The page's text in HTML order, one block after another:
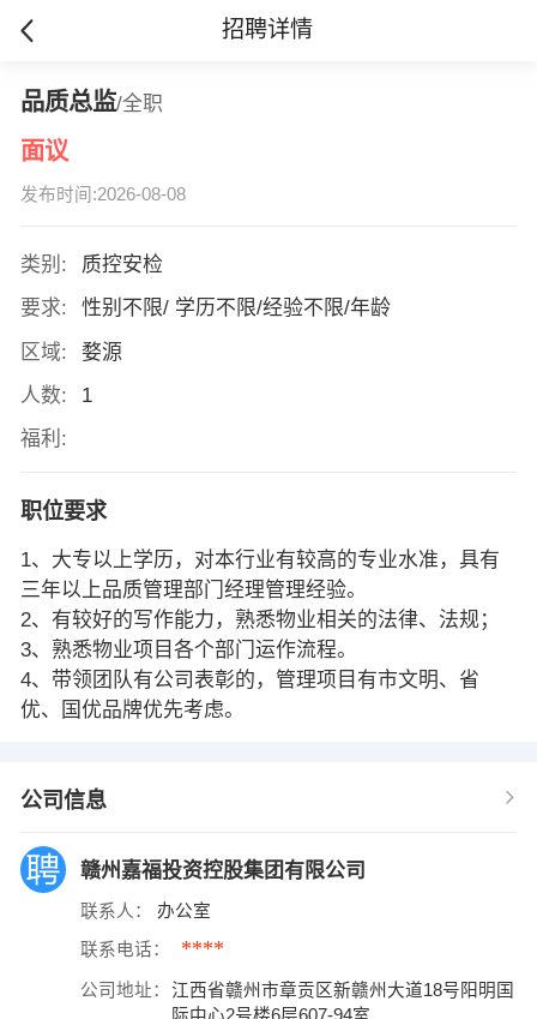
招聘详情
品质总监/全职
面议
发布时间:2026-08-08
类别:
质控安检
要求:
性别不限/ 学历不限/经验不限/年龄
区域:
婺源
人数:
1
福利:
职位要求
1、大专以上学历，对本行业有较高的专业水准，具有
三年以上品质管理部门经理管理经验。
2、有较好的写作能力，熟悉物业相关的法律、法规；
3、熟悉物业项目各个部门运作流程。
4、带领团队有公司表彰的，管理项目有市文明、省
优、国优品牌优先考虑。
公司信息
赣州嘉福投资控股集团有限公司
联系人： 办公室
联系电话： ****
公司地址：
江西省赣州市章贡区新赣州大道18号阳明国
际中心2号楼6层607-94室